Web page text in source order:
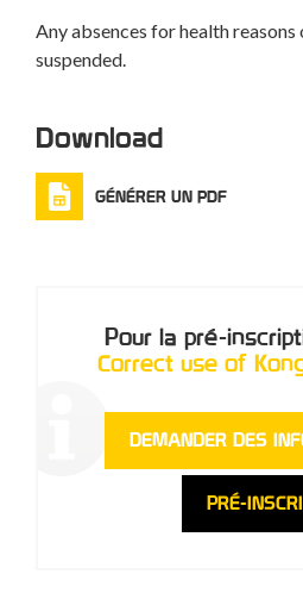
Any absences for health
suspended.
Download
GÉNÉRER UN PDF
Pour la pré-
Correct use of
DEMANDER DES
PRÉ-